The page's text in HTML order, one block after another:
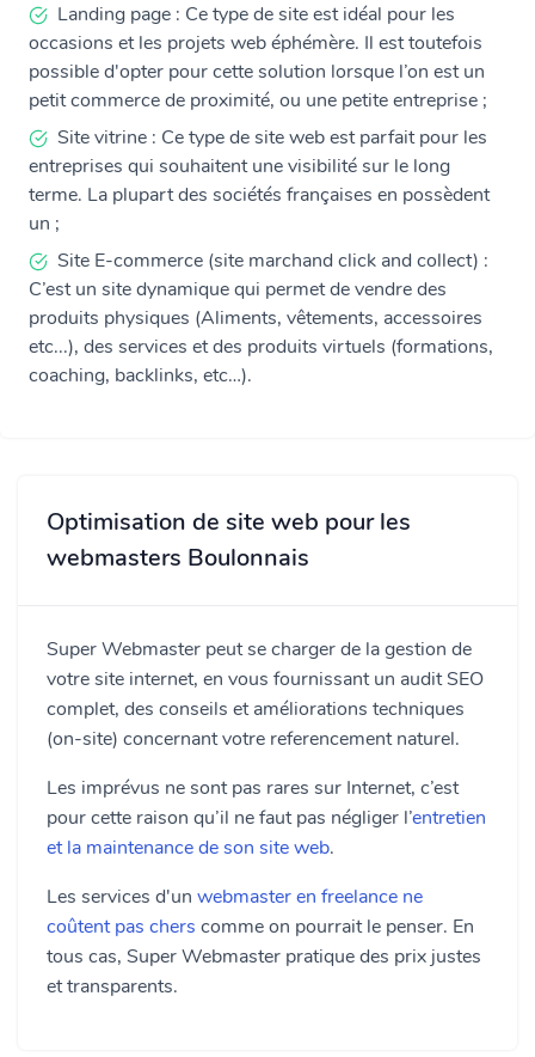
Landing page : Ce type de site est idéal pour les
occasions et les projets web éphémère. Il est toutefois
possible d'opter pour cette solution lorsque l’on est un
petit commerce de proximité, ou une petite entreprise ;
Site vitrine : Ce type de site web est parfait pour les
entreprises qui souhaitent une visibilité sur le long
terme. La plupart des sociétés françaises en possèdent
un ;
Site E-commerce (site marchand click and collect) :
C’est un site dynamique qui permet de vendre des
produits physiques (Aliments, vêtements, accessoires
etc...), des services et des produits virtuels (formations,
coaching, backlinks, etc…).
Optimisation de site web pour les
webmasters Boulonnais
Super Webmaster peut se charger de la gestion de
votre site internet, en vous fournissant un audit SEO
complet, des conseils et améliorations techniques
(on-site) concernant votre referencement naturel.
Les imprévus ne sont pas rares sur Internet, c’est
pour cette raison qu’il ne faut pas négliger l’entretien
et la maintenance de son site web.
Les services d'un webmaster en freelance ne
coûtent pas chers comme on pourrait le penser. En
tous cas, Super Webmaster pratique des prix justes
et transparents.